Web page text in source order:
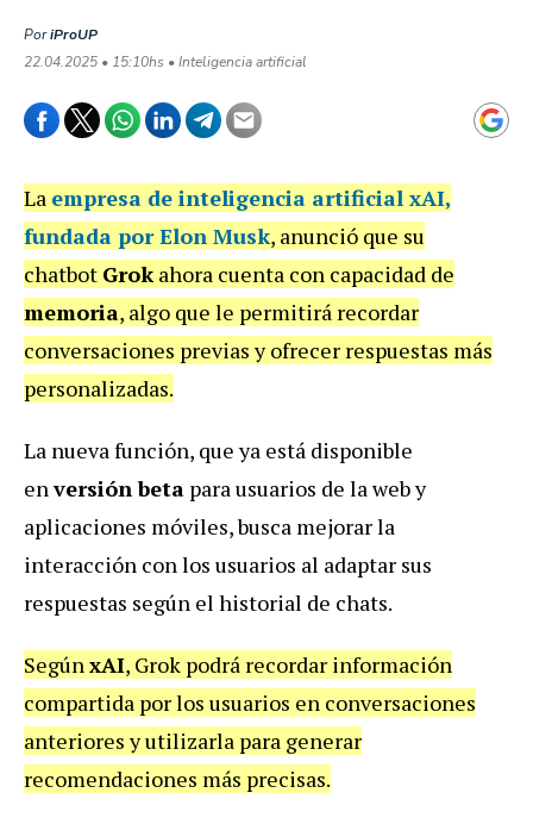
PoriProUP
22.04.2025 • 15:10hs • Inteligencia artificial
La empresa de inteligencia artificial xAI,
fundada porElon Musk, anunció que su
chatbot Grokahora cuenta con capacidad de
memoria, algo que le permitirá recordar
conversaciones previas y ofrecer respuestas más
personalizadas.
La nueva función, que ya está disponible
enversión beta para usuarios de la web y
aplicaciones móviles, busca mejorar la
interacción con los usuarios al adaptar sus
respuestas según el historial de chats.
SegúnxAI, Grok podrá recordar información
compartida por los usuarios en conversaciones
anteriores y utilizarla para generar
recomendaciones más precisas.